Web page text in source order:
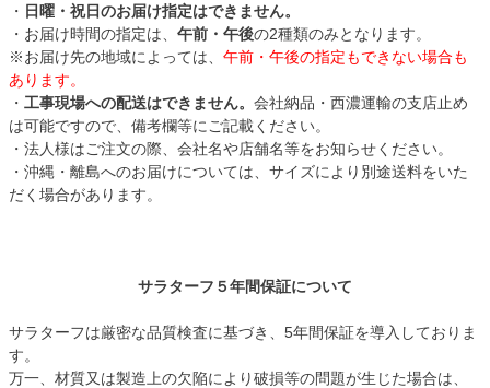
・ 日曜・祝日のお届け指定はできません。
・お届け時間の指定は、 午前・午後の2種類のみとなります。
※お届け先の地域によっては、 午前・午後の指定もできない場合も
あります。
・ 工事現場への配送はできません。 会社納品・西濃運輸の支店止め
は可能ですので、備考欄等にご記載ください。
・法人様はご注文の際、会社名や店舗名等をお知らせください。
・沖縄・離島へのお届けについては、サイズにより別途送料をいた
だく場合があります。
サラターフ５年間保証について
サラターフは厳密な品質検査に基づき、5年間保証を導入しておりま
す。
万一、材質又は製造上の欠陥により破損等の問題が生じた場合は、